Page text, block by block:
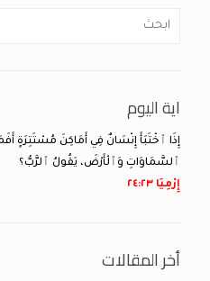
اية اليوم
إِذَا ٱخْتَبَأَ إِنْسَانٌ فِي أَمَاكِنَ مُسْتَتِرَةٍ أَفَمَا
ٱلسَّمَاوَاتِ وَٱلْأَرْضَ، يَقُولُ ٱلرَّبُّ؟
إِرْمِيَا ٢٣:‏٢٤
أخر المقالات